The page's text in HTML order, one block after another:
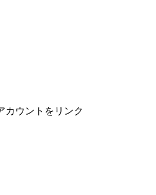
カウントをリンク